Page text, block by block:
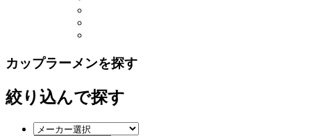
カップラーメンを探す
絞り込んで探す